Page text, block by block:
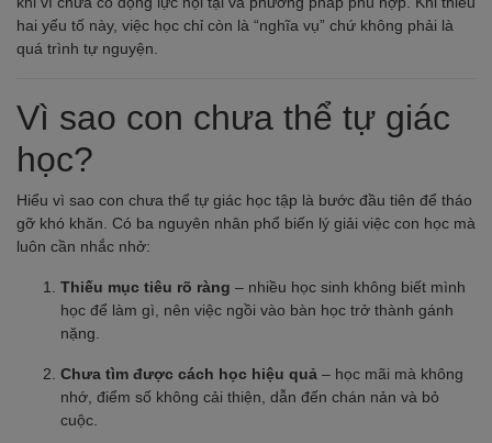
hai yếu tố này, việc học chỉ còn là “nghĩa vụ” chứ không phải là
quá trình tự nguyện.
Vì sao con chưa thể tự giác
học?
Hiểu vì sao con chưa thể tự giác học tập là bước đầu tiên để tháo
gỡ khó khăn. Có ba nguyên nhân phổ biến lý giải việc con học mà
luôn cần nhắc nhở:
Thiếu mục tiêu rõ ràng – nhiều học sinh không biết mình
học để làm gì, nên việc ngồi vào bàn học trở thành gánh
nặng.
Chưa tìm được cách học hiệu quả – học mãi mà không
nhớ, điểm số không cải thiện, dẫn đến chán nản và bỏ
cuộc.